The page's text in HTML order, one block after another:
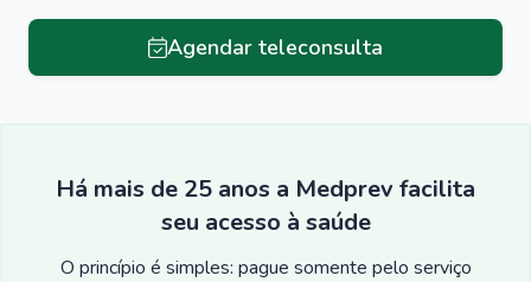
Agendar teleconsulta
Há mais de 25 anos a Medprev facilita
seu acesso à saúde
O princípio é simples: pague somente pelo serviço